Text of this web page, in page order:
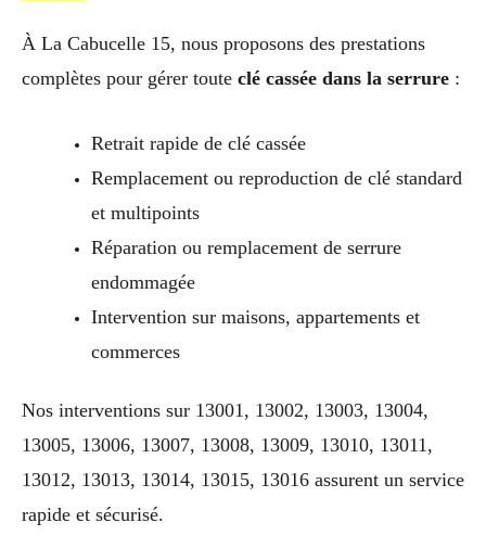
À La Cabucelle 15, nous proposons des prestations
complètes pour gérer toute clé cassée dans la serrure :
Retrait rapide de clé cassée
Remplacement ou reproduction de clé standard
et multipoints
Réparation ou remplacement de serrure
endommagée
Intervention sur maisons, appartements et
commerces
Nos interventions sur 13001, 13002, 13003, 13004,
13005, 13006, 13007, 13008, 13009, 13010, 13011,
13012, 13013, 13014, 13015, 13016 assurent un service
rapide et sécurisé.